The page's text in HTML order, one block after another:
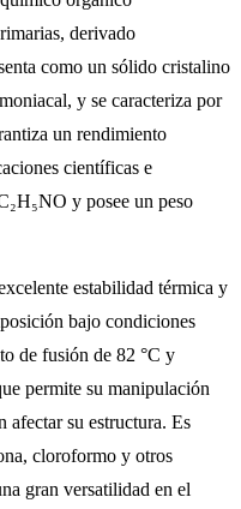
derivado
como un sólido cristalino
y se caracteriza por
un rendimiento
científicas e
y posee un peso
estabilidad térmica y
bajo condiciones
de fusión de 82 °C y
permite su manipulación
afectar su estructura. Es
cloroformo y otros
gran versatilidad en el